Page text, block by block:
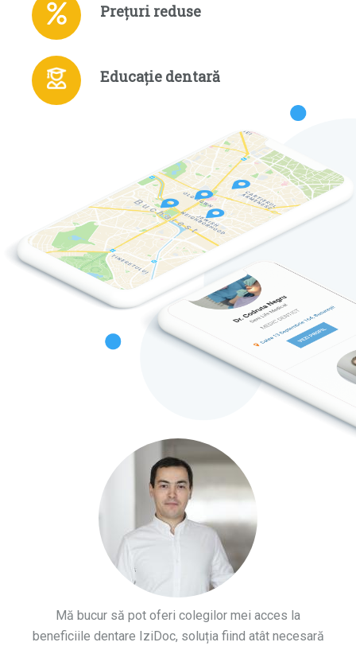
Prețuri reduse
Educație dentară
Mă bucur să pot oferi colegilor mei acces la
beneficiile dentare IziDoc, soluția fiind atât necesară